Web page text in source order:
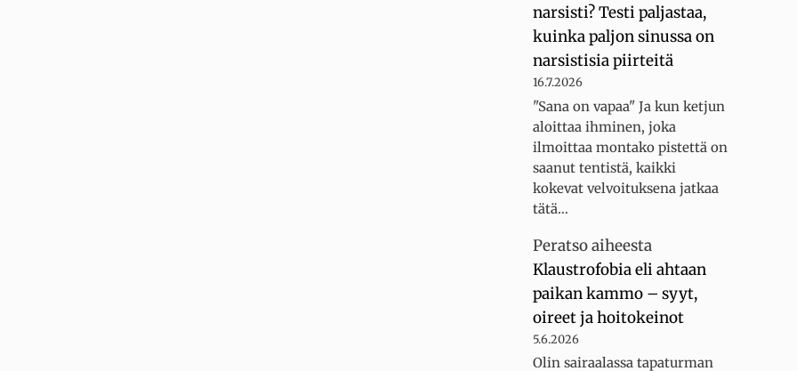
narsisti? Testi paljastaa,
kuinka paljon sinussa on
narsistisia piirteitä
16.7.2026
"Sana on vapaa" Ja kun ketjun
aloittaa ihminen, joka
ilmoittaa montako pistettä on
saanut tentistä, kaikki
kokevat velvoituksena jatkaa
tätä…
Peratsoaiheesta
Klaustrofobia eli ahtaan
paikan kammo – syyt,
oireet ja hoitokeinot
5.6.2026
Olin sairaalassa tapaturman